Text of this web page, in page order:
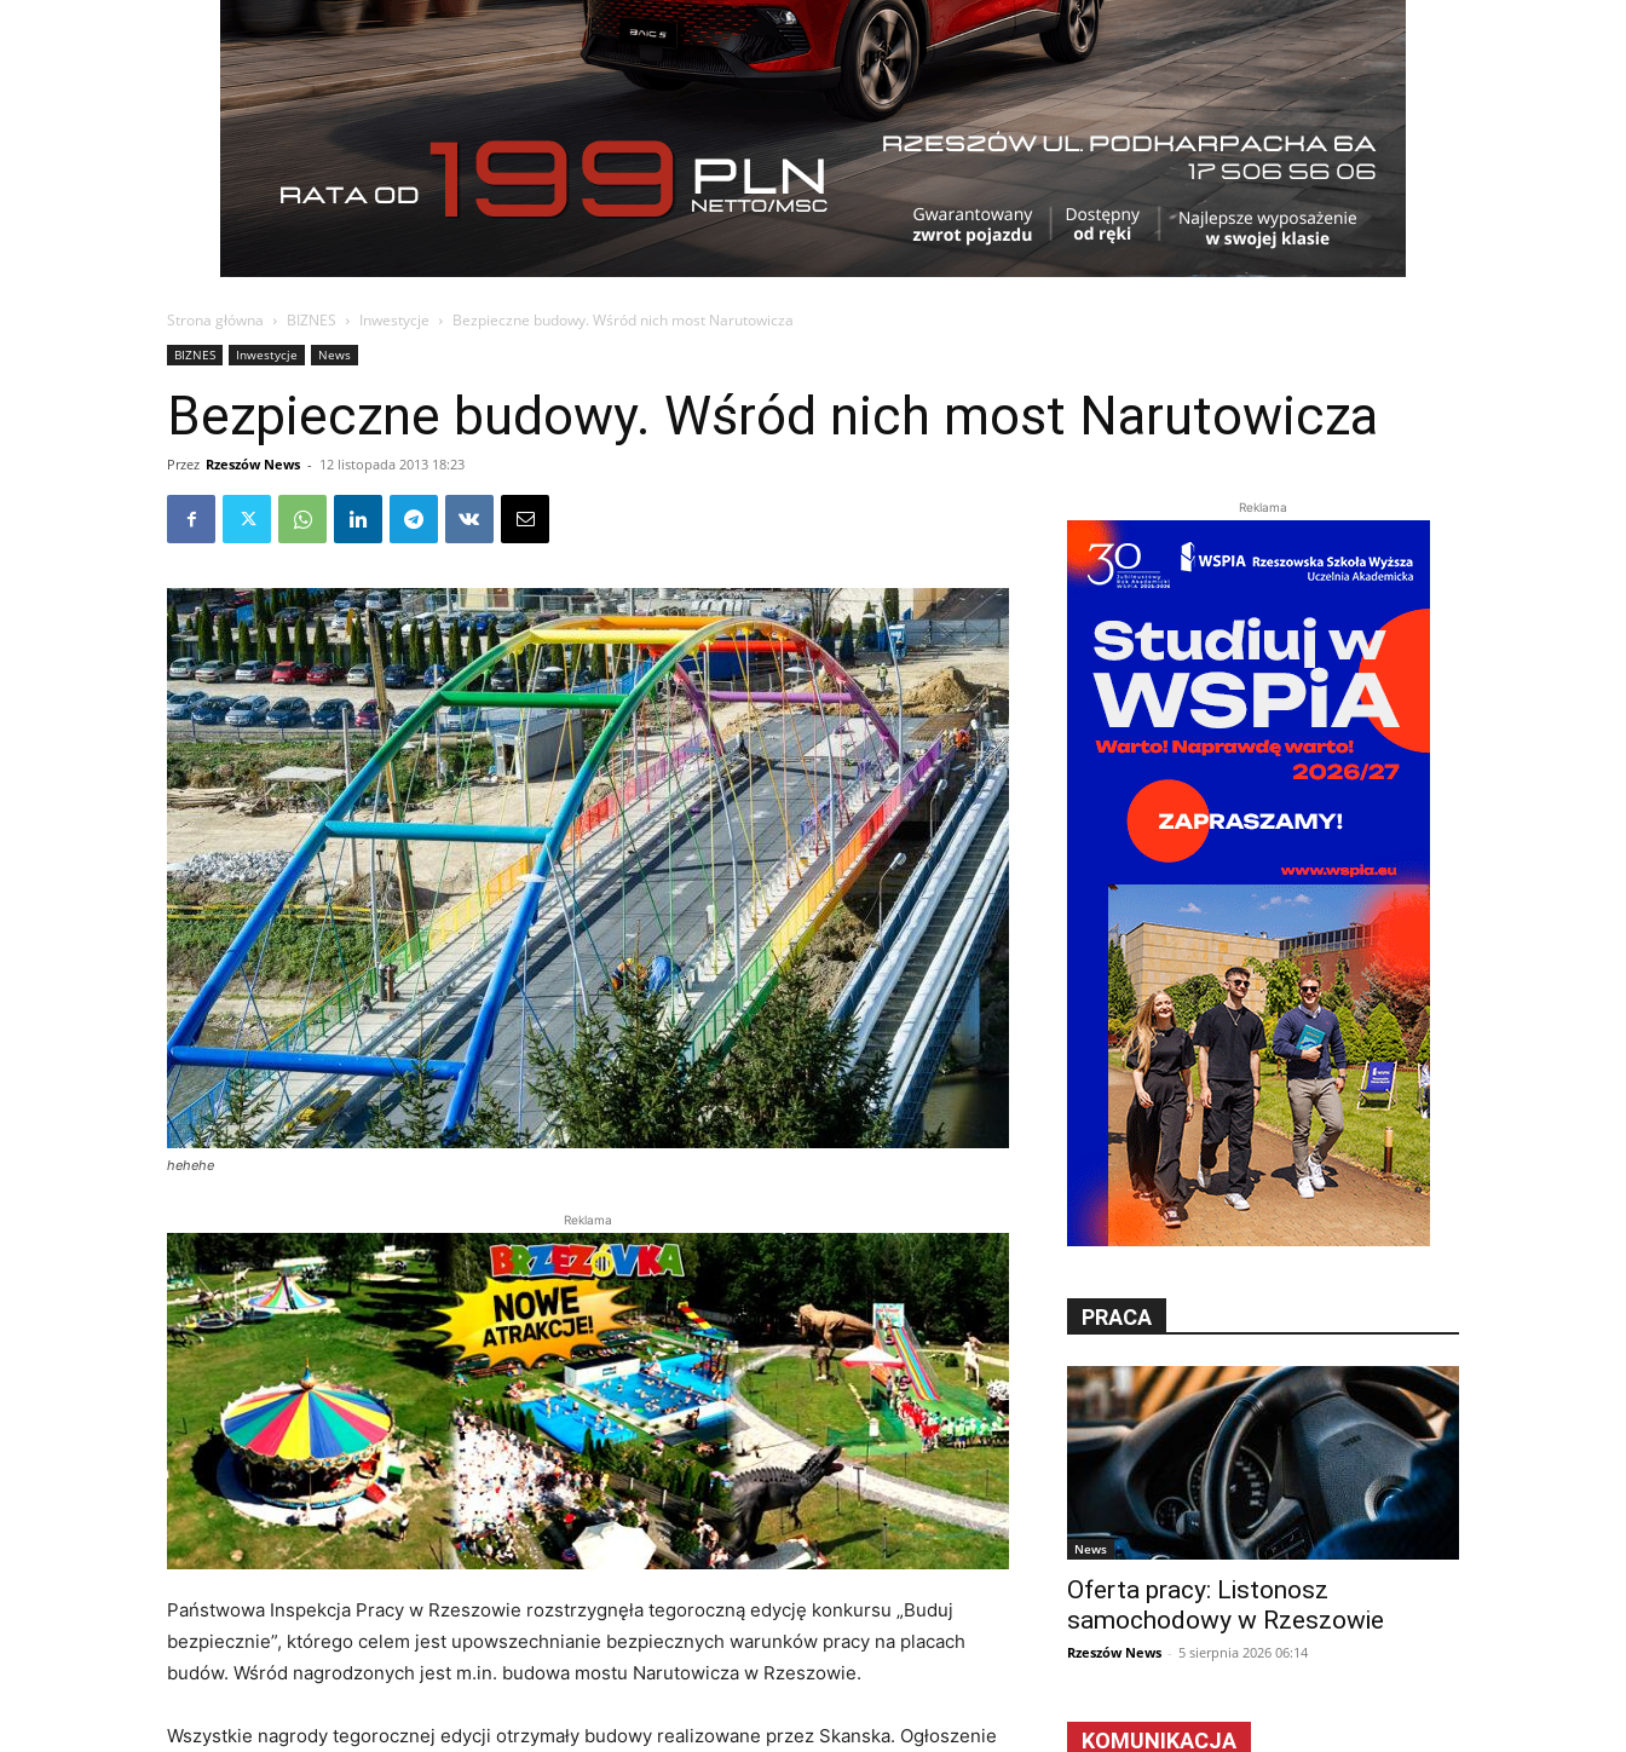
Strona główna BIZNES Inwestycje Bezpieczne budowy. Wśród nich most Narutowicza
BIZNES Inwestycje News
Bezpieczne budowy. Wśród nich most Narutowicza
Przez Rzeszów News - 12 listopada 2013 18:23
hehehe
Reklama
Państwowa Inspekcja Pracy w Rzeszowie rozstrzygnęła tegoroczną edycję konkursu „Buduj
bezpiecznie”, którego celem jest upowszechnianie bezpiecznych warunków pracy na placach
budów. Wśród nagrodzonych jest m.in. budowa mostu Narutowicza w Rzeszowie.
Wszystkie nagrody tegorocznej edycji otrzymały budowy realizowane przez Skanska. Ogłoszenie
Reklama
PRACA
News
Oferta pracy: Listonosz
samochodowy w Rzeszowie
Rzeszów News - 5 sierpnia 2026 06:14
KOMUNIKACJA